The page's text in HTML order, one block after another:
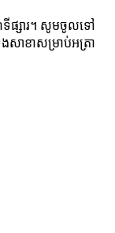
ទីផ្សារ។ សូមចូលទៅ
ងសាខាសម្រាប់អត្រា